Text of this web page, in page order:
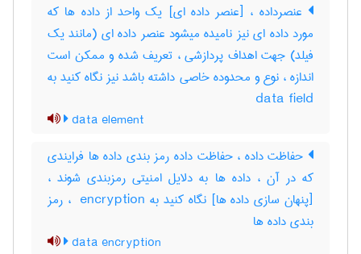
عنصرداده ، [عنصر داده ای] یک واحد از داده ها که
مورد داده ای نیز نامیده میشود عنصر داده ای (مانند یک
فیلد) جهت اهداف پردازشی ، تعریف شده و ممکن است
اندازه ، نوع و محدوده خاصی داشته باشد نیز نگاه کنید به
‎ data field
data element
حفاظت داده ، حفاظت داده رمز بندی داده ها فرایندی
که در آن ، داده ها به دلایل امنیتی رمزبندی شوند ،
[پنهان سازی داده ها] نگاه کنید به ‎ encryption ، رمز
بندی داده ‌ها
data encryption